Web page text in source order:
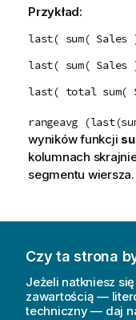
Przykład:
last( sum( Sales
last( sum(
last( total sum(
rangeavg
wyników funkcji
kolumnach
segmentu wiersza.
Czy ta strona
Jeżeli natkniesz
zawartością —
techniczny — daj